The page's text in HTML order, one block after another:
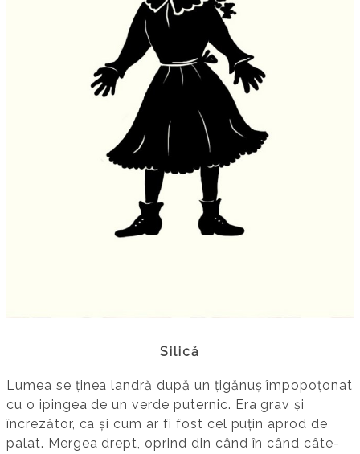
Silică
Lumea se ținea landră după un țigănuș împopoțonat
cu o ipingea de un verde puternic. Era grav și
încrezător, ca și cum ar fi fost cel puțin aprod de
palat. Mergea drept, oprind din când în când câte-